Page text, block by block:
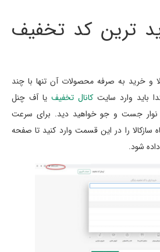
ترین کد تخفیف
و خرید به صرفه محصولات آن تنها با چند
باید وارد سایت کانال تخفیف یا آف چنل
نوار جست و جو خواهید دید. برای سرعت
سازکالا را در این قسمت وارد کنید تا صفحه
شود.